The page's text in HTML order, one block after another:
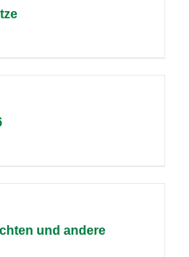
und andere